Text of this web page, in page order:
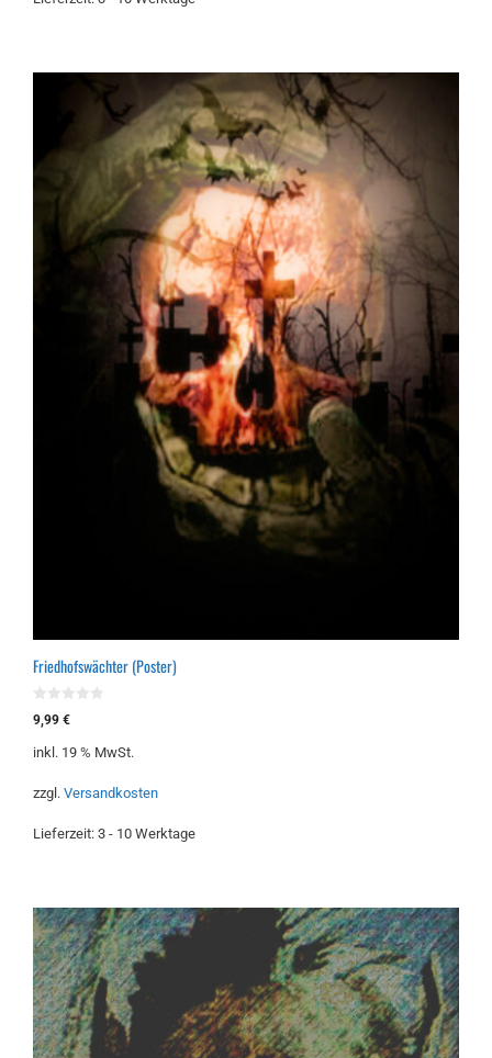
Friedhofswächter (Poster)
0
v
n
9,99 €
inkl. 19 % MwSt.
zzgl. Versandkosten
Lieferzeit: 3 - 10 Werktage